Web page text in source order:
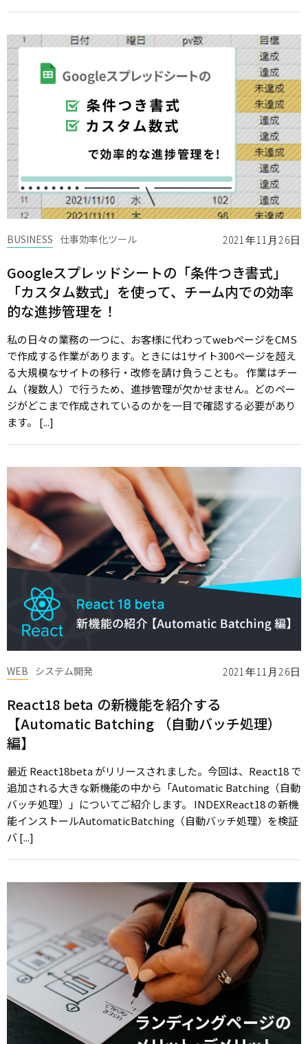
2021年11月26日
BUSINESS 仕事効率化ツール
Googleスプレッドシートの「条件つき書式」
「カスタム数式」を使って、チーム内での効率
的な進捗管理を！
私の日々の業務の一つに、お客様に代わってwebページをCMS
で作成する作業があります。ときには1サイト300ページを超え
る大規模なサイトの移行・改修を請け負うことも。 作業はチー
ム（複数人）で行うため、進捗管理が欠かせません。どのペー
ジがどこまで作成されているのかを一目で確認する必要があり
ます。 [...]
2021年11月26日
WEB システム開発
React18 beta の新機能を紹介する
【Automatic Batching （自動バッチ処理）
編】
最近 React18beta がリリースされました。今回は、React18 で
追加される大きな新機能の中から「Automatic Batching（自動
バッチ処理）」についてご紹介します。 INDEXReact18 の新機
能インストールAutomaticBatching（自動バッチ処理）を検証
バ [...]